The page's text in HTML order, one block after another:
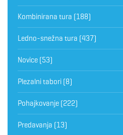
Kombinirana tura (188)
Ledno-snežna tura (437)
Novice (53)
Plezalni tabori (8)
Pohajkovanje (222)
Predavanja (13)